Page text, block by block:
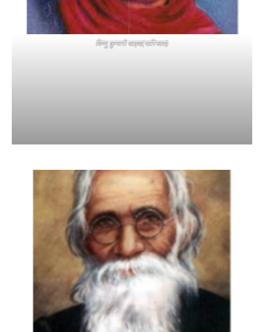
विष्णु कुमारी वाइबा(पारिजात)